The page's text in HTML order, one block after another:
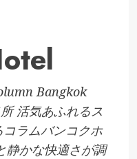
Bangkok
活気あふれるス
ラムバンコクホ
静かな快適さが調